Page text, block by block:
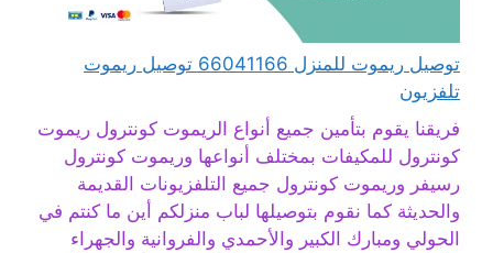
توصيل ريموت للمنزل 66041166 توصيل ريموت
تلفزيون
فريقنا يقوم بتأمين جميع أنواع الريموت كونترول ريموت
كونترول للمكيفات بمختلف أنواعها وريموت كونترول
رسيفر وريموت كونترول جميع التلفزيونات القديمة
والحديثة كما نقوم بتوصيلها لباب منزلكم أين ما كنتم في
الحولي ومبارك الكبير والأحمدي والفروانية والجهراء